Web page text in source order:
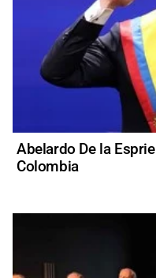
Abelardo De la
Colombia